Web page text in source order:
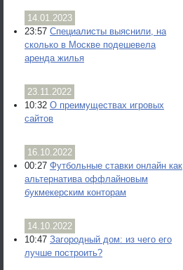
14.01.2023
23:57 Специалисты выяснили, на
сколько в Москве подешевела
аренда жилья
23.11.2022
10:32 О преимуществах игровых
сайтов
16.10.2022
00:27 Футбольные ставки онлайн как
альтернатива оффлайновым
букмекерским конторам
14.10.2022
10:47 Загородный дом: из чего его
лучше построить?